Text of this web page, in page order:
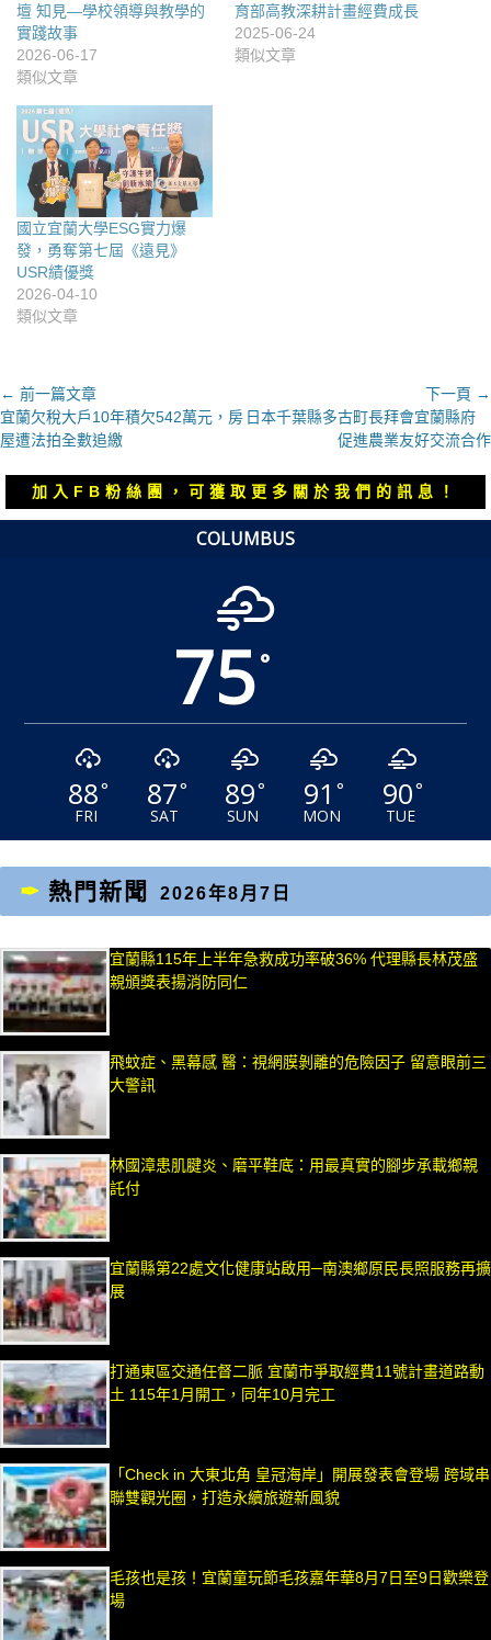
壇 知見—學校領導與教學的
實踐故事
2026-06-17
類似文章
育部高教深耕計畫經費成長
2025-06-24
類似文章
國立宜蘭大學ESG實力爆
發，勇奪第七屆《遠見》
USR績優獎
2026-04-10
類似文章
文
章
導
覽
← 前一篇文章
上
一
章：
宜蘭欠稅大戶10年積欠542萬元，房
屋遭法拍全數追繳
下一頁 →
下
文
章：
日本千葉縣多古町長拜會宜蘭縣府
促進農業友好交流合作
加入FB粉絲團，可獲取更多關於我們的訊息！
COLUMBUS
75°
88°
FRI
87°
SAT
89°
SUN
91 °
MON
90°
TUE
熱門新聞 2026年8月7日
宜蘭縣115年上半年急救成功率破36% 代理縣長林茂盛
親頒獎表揚消防同仁
飛蚊症、黑幕感 醫：視網膜剝離的危險因子 留意眼前三
大警訊
林國漳患肌腱炎、磨平鞋底：用最真實的腳步承載鄉親
託付
宜蘭縣第22處文化健康站啟用─南澳鄉原民長照服務再擴
展
打通東區交通任督二脈 宜蘭市爭取經費11號計畫道路動
土 115年1月開工，同年10月完工
「Check in 大東北角 皇冠海岸」開展發表會登場 跨域串
聯雙觀光圈，打造永續旅遊新風貌
毛孩也是孩！宜蘭童玩節毛孩嘉年華8月7日至9日歡樂登
場